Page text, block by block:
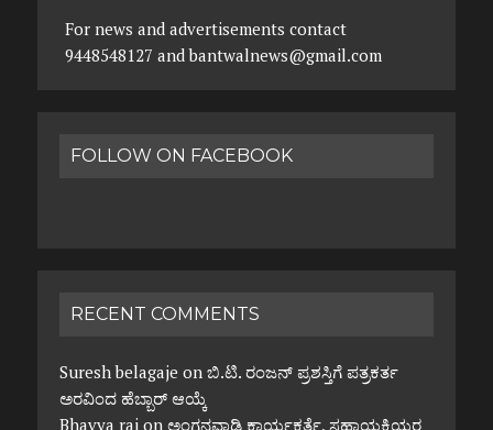
For news and advertisements contact
9448548127 and bantwalnews@gmail.com
FOLLOW ON FACEBOOK
RECENT COMMENTS
Suresh belagaje on ಬಿ.ಟಿ. ರಂಜನ್ ಪ್ರಶಸ್ತಿಗೆ ಪತ್ರಕರ್ತ
ಅರವಿಂದ ಹೆಬ್ಬಾರ್ ಆಯ್ಕೆ
Bhavya raion ಅಂಗನವಾಡಿ ಕಾರ್ಯಕರ್ತೆ, ಸಹಾಯಕಿಯರ